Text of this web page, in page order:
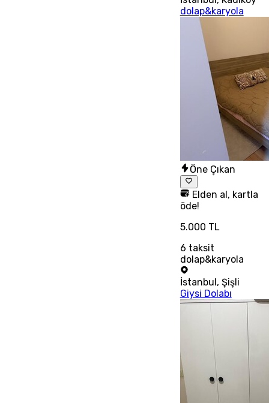
dolap&karyola
Öne Çıkan
Elden al, kartla
öde!
5.000 TL
6 taksit
dolap&karyola
İstanbul, Şişli
Giysi Dolabı